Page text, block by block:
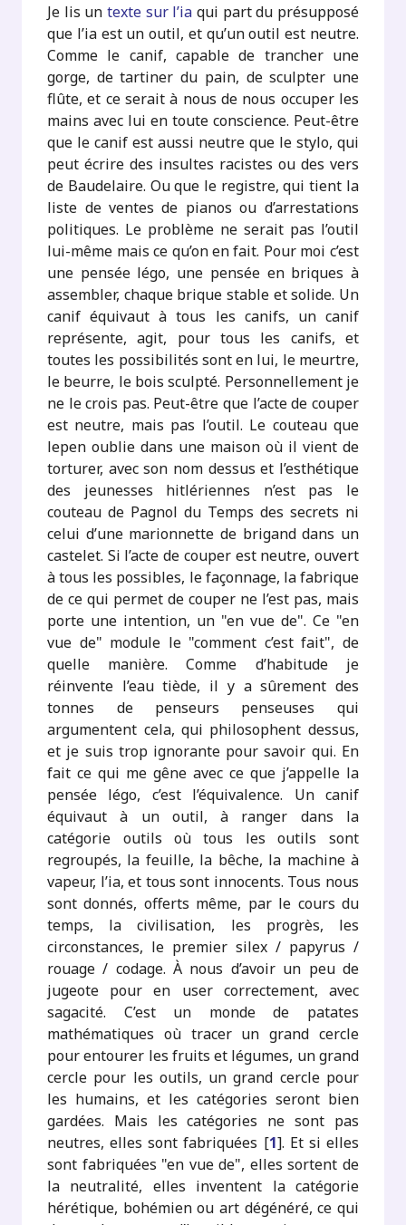
Je lis untexte sur l’ia qui part du présupposé
que l’ia est un outil, et qu’un outil est neutre.
Comme le canif, capable de trancher une
gorge, de tartiner du pain, de sculpter une
flûte, et ce serait à nous de nous occuper les
mains avec lui en toute conscience. Peut-être
que le canif est aussi neutre que le stylo, qui
peut écrire des insultes racistes ou des vers
de Baudelaire. Ou que le registre, qui tient la
liste de ventes de pianos ou d’arrestations
politiques. Le problème ne serait pas l’outil
lui-même mais ce qu’on en fait. Pour moi c’est
une pensée légo, une pensée en briques à
assembler, chaque brique stable et solide. Un
canif équivaut à tous les canifs, un canif
représente, agit, pour tous les canifs, et
toutes les possibilités sont en lui, le meurtre,
le beurre, le bois sculpté. Personnellement je
ne le crois pas. Peut-être que l’acte de couper
est neutre, mais pas l’outil. Le couteau que
lepen oublie dans une maison où il vient de
torturer, avec son nom dessus et l’esthétique
des jeunesses hitlériennes n’est pas le
couteau de Pagnol du Temps des secrets ni
celui d’une marionnette de brigand dans un
castelet. Si l’acte de couper est neutre, ouvert
à tous les possibles, le façonnage, la fabrique
de ce qui permet de couper ne l’est pas, mais
porte une intention, un "en vue de". Ce "en
vue de" module le "comment c’est fait", de
quelle manière. Comme d’habitude je
réinvente l’eau tiède, il y a sûrement des
tonnes de penseurs penseuses qui
argumentent cela, qui philosophent dessus,
et je suis trop ignorante pour savoir qui. En
fait ce qui me gêne avec ce que j’appelle la
pensée légo, c’est l’équivalence. Un canif
équivaut à un outil, à ranger dans la
catégorie outils où tous les outils sont
regroupés, la feuille, la bêche, la machine à
vapeur, l’ia, et tous sont innocents. Tous nous
sont donnés, offerts même, par le cours du
temps, la civilisation, les progrès, les
circonstances, le premier silex / papyrus /
rouage / codage. À nous d’avoir un peu de
jugeote pour en user correctement, avec
sagacité. C’est un monde de patates
mathématiques où tracer un grand cercle
pour entourer les fruits et légumes, un grand
cercle pour les outils, un grand cercle pour
les humains, et les catégories seront bien
gardées. Mais les catégories ne sont pas
neutres, elles sont fabriquées [1]. Et si elles
sont fabriquées "en vue de", elles sortent de
la neutralité, elles inventent la catégorie
hérétique, bohémien ou art dégénéré, ce qui